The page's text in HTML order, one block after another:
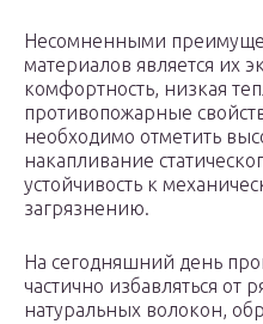
Несомненными
материалов является их
комфортность, низкая
противопожарные
необходимо отметить
накапливание
устойчивость к
загрязнению.
На сегодняшний день
частично избавляться от
натуральных волокон,